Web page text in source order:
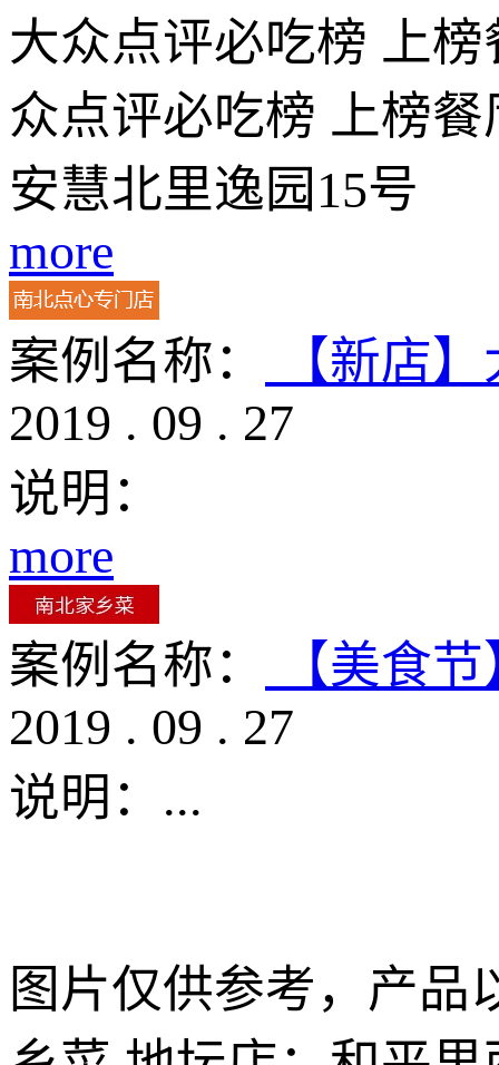
大众点评必吃榜 上
众点评必吃榜 上榜
安慧北里逸园15号
more
案例名称：
【新店
2019 . 09 . 27
说明：
more
案例名称：
【美食
2019 . 09 . 27
说明： ...
图片仅供参考，产品